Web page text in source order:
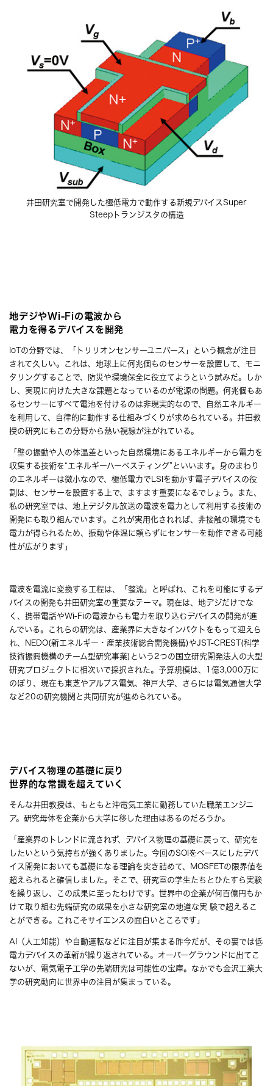
井田研究室で開発した極低電力で動作する新規デバイスSuper
Steepトランジスタの構造
地デジやWi-Fiの電波から
電力を得るデバイスを開発
IoTの分野では、「トリリオンセンサーユニバース」という概念が注目
されて久しい。これは、地球上に何兆個ものセンサーを設置して、モニ
タリングすることで、防災や環境保全に役立てようという試みだ。しか
し、実現に向けた大きな課題となっているのが電源の問題。何兆個もあ
るセンサーにすべて電池を付けるのは非現実的なので、自然エネルギー
を利用して、自律的に動作する仕組みづくりが求められている。井田教
授の研究にもこの分野から熱い視線が注がれている。
「壁の振動や人の体温差といった自然環境にあるエネルギーから電力を
収集する技術を“エネルギーハーベスティング”といいます。身のまわり
のエネルギーは微小なので、極低電力でLSIを動かす電子デバイスの役
割は、センサーを設置する上で、ますます重要になるでしょう。また、
私の研究室では、地上デジタル放送の電波を電力として利用する技術の
開発にも取り組んでいます。これが実用化されれば、非接触の環境でも
電力が得られるため、振動や体温に頼らずにセンサーを動作できる可能
性が広がります」
電波を電流に変換する工程は、「整流」と呼ばれ、これを可能にするデ
バイスの開発も井田研究室の重要なテーマ。現在は、地デジだけでな
く、携帯電話やWi-Fiの電波からも電力を取り込むデバイスの開発が進
んでいる。これらの研究は、産業界に大きなインパクトをもって迎えら
れ、NEDO(新エネルギー・産業技術総合開発機構)やJST-CREST(科学
技術振興機構のチーム型研究事業)という2つの国立研究開発法人の大型
研究プロジェクトに相次いで採択された。予算規模は、1億3,000万に
のぼり、現在も東芝やアルプス電気、神戸大学、さらには電気通信大学
など20の研究機関と共同研究が進められている。
デバイス物理の基礎に戻り
世界的な常識を超えていく
そんな井田教授は、もともと沖電気工業に勤務していた職業エンジニ
ア。研究母体を企業から大学に移した理由はあるのだろうか。
「産業界のトレンドに流されず、デバイス物理の基礎に戻って、研究を
したいという気持ちが強くありました。今回のSOIをベースにしたデバ
イス開発においても基礎になる理論を突き詰めて、MOSFETの限界値を
超えられると確信しました。そこで、研究室の学生たちとひたすら実験
を繰り返し、この成果に至ったわけです。世界中の企業が何百億円もか
けて取り組む先端研究の成果を小さな研究室の地道な実 験で超えるこ
とができる。これこそサイエンスの面白いところです」
AI（人工知能）や自動運転などに注目が集まる昨今だが、その裏では低
電力デバイスの革新が繰り返されている。オーバーグラウンドに出てこ
ないが、電気電子工学の先端研究は可能性の宝庫。なかでも金沢工業大
学の研究動向に世界中の注目が集まっている。